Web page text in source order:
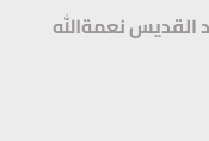
القديس نعمةالله